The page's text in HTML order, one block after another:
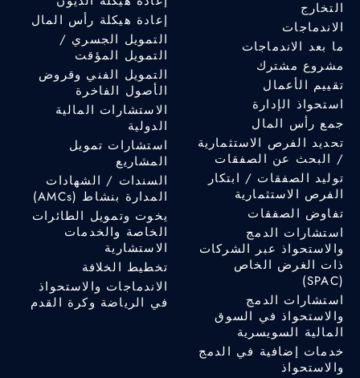
التخارج
الاندماجات
ما بعد الاندماجات
مشروع مشترك
تقييم الأعمال
استحواذ الإدارة
جمع رأس المال
تحديد الفرص الاستثمارية
/ البحث عن الصفقات
توليد الصفقات / ابتكار
الفرص الاستثمارية
تفاوض الصفقات
استشارات الدمج
والاستحواذ عبر الشركات
ذات الغرض الخاص
(SPAC)
استشارات الدمج
والاستحواذ في السوق
المالية السويسرية
خدمات إضافية في الدمج
والاستحواذ
إعادة هيكلة رأس المال
التمويل الجسري /
التمويل المؤقت
التمويل الفني وقروض
الأصول الفاخرة
الاستشارات المالية
الدولية
استشارات تمويل
المشاريع
السندات / الشهادات
المدارة بنشاط (AMCs)
يخوت وتمويل الطائرات
الخاصة والخدمات
الاستشارية
تخطيط الخلافة
الاندماجات والاستحواذ
في الرياضة وكرة القدم